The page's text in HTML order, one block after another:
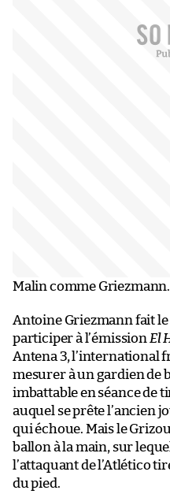
Malin comme Griezmann.
Antoine Griezmann fait le
participer à l’émission El
Antena 3, l’international
mesurer à un gardien de
imbattable en séance de
auquel se prête l’ancien
qui échoue. Mais le
ballon à la main, sur
l’attaquant de l’Atlético
du pied.